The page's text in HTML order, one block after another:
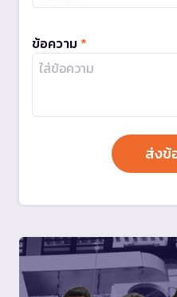
ข้อความ *